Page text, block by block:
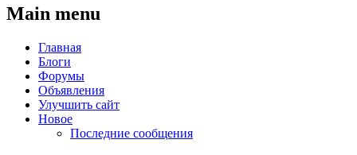
Main menu
Главная
Блоги
Форумы
Объявления
Улучшить сайт
Новое
Последние сообщения